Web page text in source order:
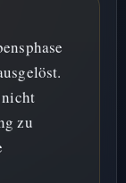
nicht
zu